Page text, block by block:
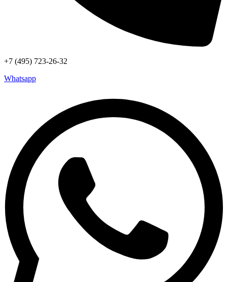
+7 (495) 723-26-32
Whatsapp